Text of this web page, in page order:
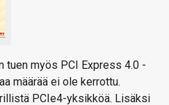
tuen myös PCI Express 4.0 -
määrää ei ole kerrottu.
PCIe4-yksikköä. Lisäksi